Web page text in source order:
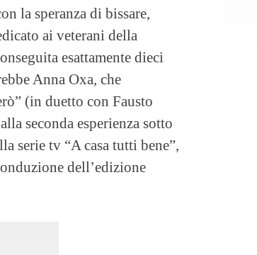
la speranza di bissare,
ai veterani della
esattamente dieci
Anna Oxa, che
(in duetto con Fausto
seconda esperienza sotto
serie tv “A casa tutti bene”,
dell’edizione